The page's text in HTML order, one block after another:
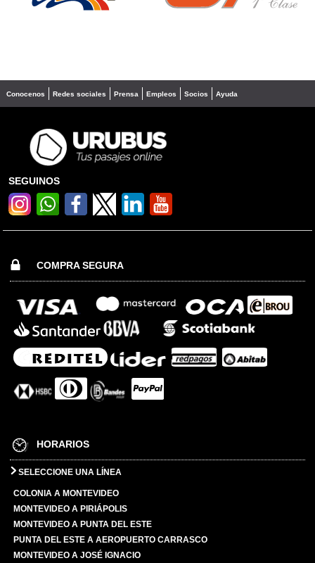
Conocenos Redes sociales Prensa Empleos Socios Ayuda
SEGUINOS
COMPRA SEGURA
HORARIOS
SELECCIONE UNA LÍNEA
COLONIA A MONTEVIDEO
MONTEVIDEO A PIRIÁPOLIS
MONTEVIDEO A PUNTA DEL ESTE
PUNTA DEL ESTE A AEROPUERTO CARRASCO
MONTEVIDEO A JOSÉ IGNACIO